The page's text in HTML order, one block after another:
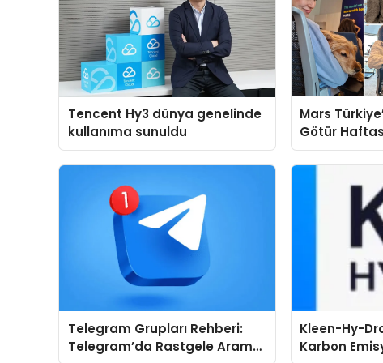
Tencent Hy3 dünya genelinde
kullanıma sunuldu
Mars
Götür
Telegram Grupları Rehberi:
Telegram’da Rastgele Arama
Kleen-Hy-
Karbon